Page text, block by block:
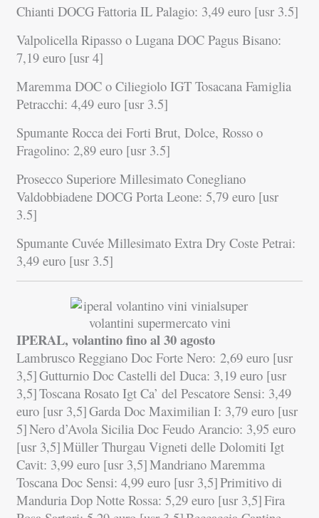
Chianti DOCG Fattoria IL Palagio: 3,49 euro [usr 3.5]
Valpolicella Ripasso o Lugana DOC Pagus Bisano:
7,19 euro [usr 4]
Maremma DOC o Ciliegiolo IGT Tosacana Famiglia
Petracchi: 4,49 euro [usr 3.5]
Spumante Rocca dei Forti Brut, Dolce, Rosso o
Fragolino: 2,89 euro [usr 3.5]
Prosecco Superiore Millesimato Conegliano
Valdobbiadene DOCG Porta Leone: 5,79 euro [usr
3.5]
Spumante Cuvée Millesimato Extra Dry Coste Petrai:
3,49 euro [usr 3.5]
IPERAL, volantino fino al 30 agosto
Lambrusco Reggiano Doc Forte Nero: 2,69 euro [usr
3,5]Gutturnio Doc Castelli del Duca: 3,19 euro [usr
3,5]Toscana Rosato Igt Ca’ del Pescatore Sensi: 3,49
euro [usr 3,5]Garda Doc Maximilian I: 3,79 euro [usr
5]Nero d’Avola Sicilia Doc Feudo Arancio: 3,95 euro
[usr 3,5]Müller Thurgau Vigneti delle Dolomiti Igt
Cavit: 3,99 euro [usr 3,5]Mandriano Maremma
Toscana Doc Sensi: 4,99 euro [usr 3,5]Primitivo di
Manduria Dop Notte Rossa: 5,29 euro [usr 3,5]Fira